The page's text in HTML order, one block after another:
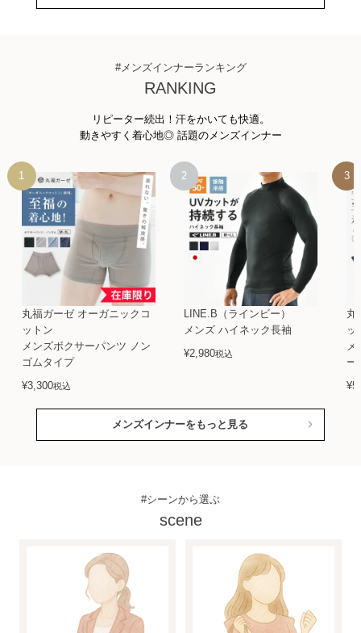
#メンズインナーランキング
RANKING
リピーター続出！汗をかいても快適。
動きやすく着心地◎ 話題のメンズインナー
丸福ガーゼ オーガニックコ
ットン
メンズボクサーパンツ ノン
ゴムタイプ
¥3,300税込
LINE.B（ラインビー）
メンズ ハイネック長袖
¥2,980税込
丸
ッ
メ
ー
¥
メンズインナーをもっと見る
#シーンから選ぶ
scene